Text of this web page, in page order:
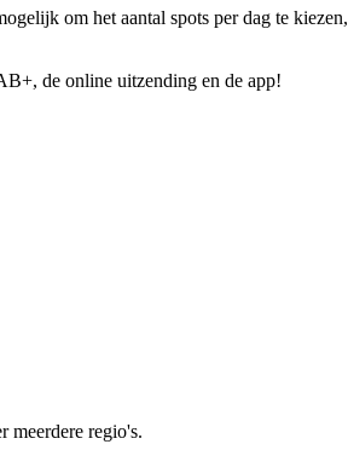
om het aantal spots per dag te
de online uitzending en de app!
meerdere regio's.